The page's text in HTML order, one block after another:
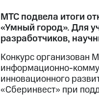
МТС подвела итоги
«Умный город». Для
разработчиков,
Конкурс организован
информационно-
инновационного
«Сберинвест» при